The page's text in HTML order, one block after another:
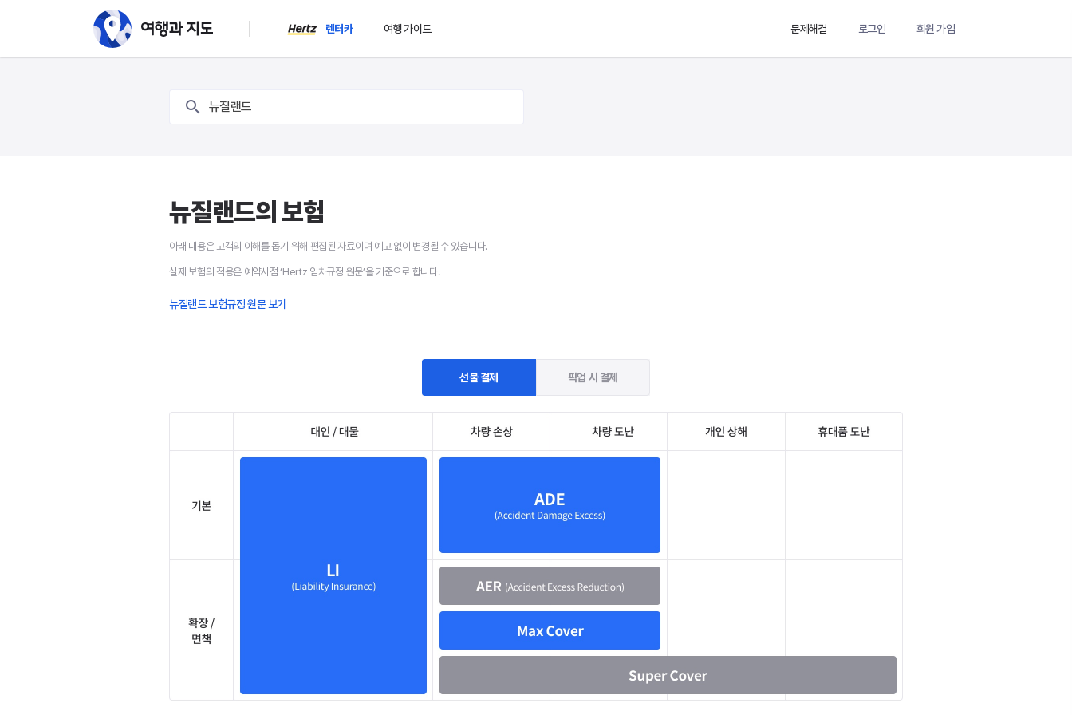
렌터카 여행 가이드 문제해결 로그인 회원 가입
뉴질랜드
뉴질랜드의 보험
아래 내용은 고객의 이해를 돕기 위해 편집된 자료이며 예고 없이 변경될 수 있습니다.
실제 보험의 적용은 예약시점 ‘Hertz 임차규정 원문’을 기준으로 합니다.
뉴질랜드 보험규정 원문 보기
선불 결제 픽업 시 결제